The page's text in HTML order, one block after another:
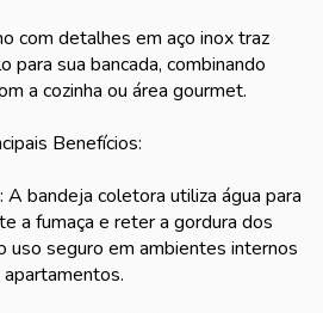
com detalhes em aço inox traz
para sua bancada, combinando
a cozinha ou área gourmet.
Benefícios:
A bandeja coletora utiliza água para
a fumaça e reter a gordura dos
uso seguro em ambientes internos
apartamentos.